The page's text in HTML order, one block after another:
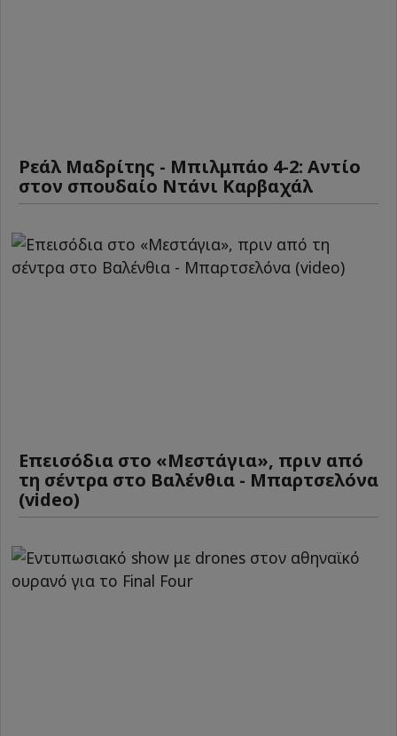
Ρεάλ Μαδρίτης - Μπιλμπάο 4-2: Αντίο
στον σπουδαίο Ντάνι Καρβαχάλ
Επεισόδια στο «Μεστάγια», πριν από
τη σέντρα στο Βαλένθια - Μπαρτσελόνα
(video)